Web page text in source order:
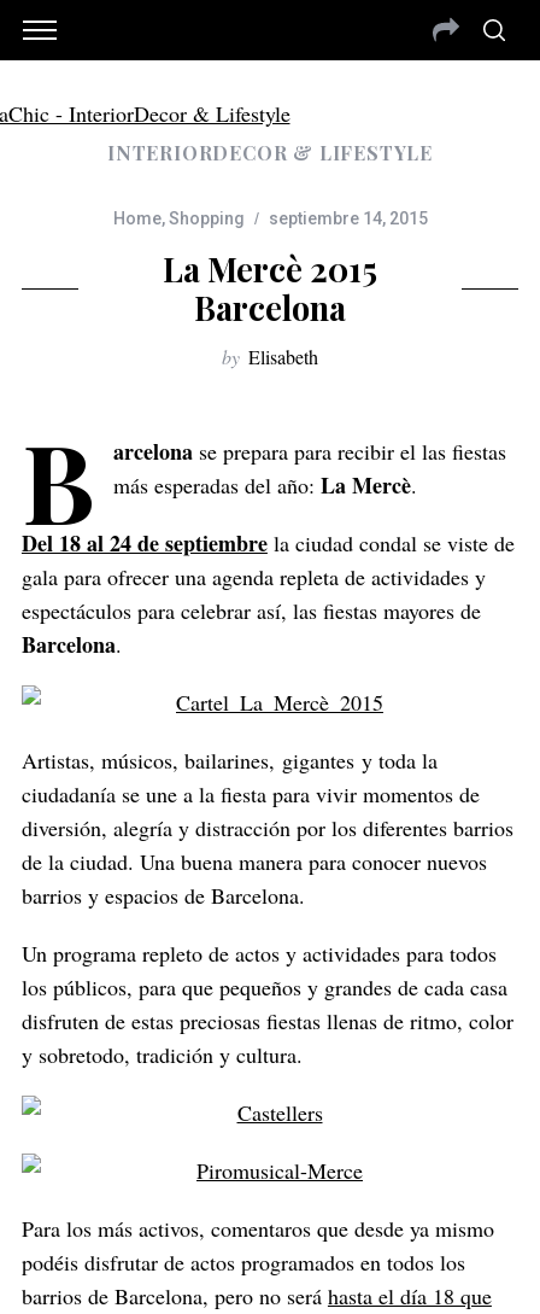
INTERIORDECOR & LIFESTYLE
Home,Shopping septiembre 14, 2015
La Mercè 2015
Barcelona
by Elisabeth
B arcelonase prepara para recibir el las fiestas
más esperadas del año: La Mercè.
Del 18 al 24 de septiembrela ciudad condal se viste de
gala para ofrecer una agenda repleta de actividades y
espectáculos para celebrar así, las fiestas mayores de
Barcelona.
Artistas, músicos, bailarines, gigantes y toda la
ciudadanía se une a la fiesta para vivir momentos de
diversión, alegría y distracción por los diferentes barrios
de la ciudad. Una buena manera para conocer nuevos
barrios y espacios de Barcelona.
Un programa repleto de actos y actividades para todos
los públicos, para que pequeños y grandes de cada casa
disfruten de estas preciosas fiestas llenas de ritmo, color
y sobretodo, tradición y cultura.
Para los más activos, comentaros que desde ya mismo
podéis disfrutar de actos programados en todos los
barrios de Barcelona, pero no será hasta el día 18 que